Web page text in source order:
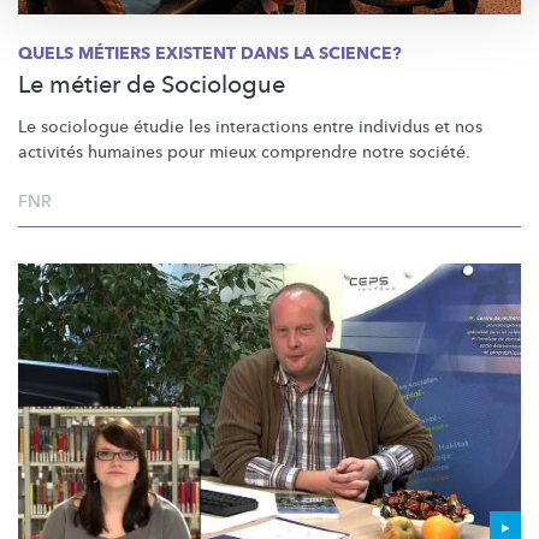
QUELS MÉTIERS EXISTENT DANS LA SCIENCE?
Le métier de Sociologue
Le sociologue étudie les interactions entre individus et nos
activités humaines pour mieux comprendre notre société.
FNR